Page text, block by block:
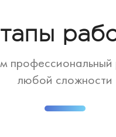
профессиональный
любой сложности